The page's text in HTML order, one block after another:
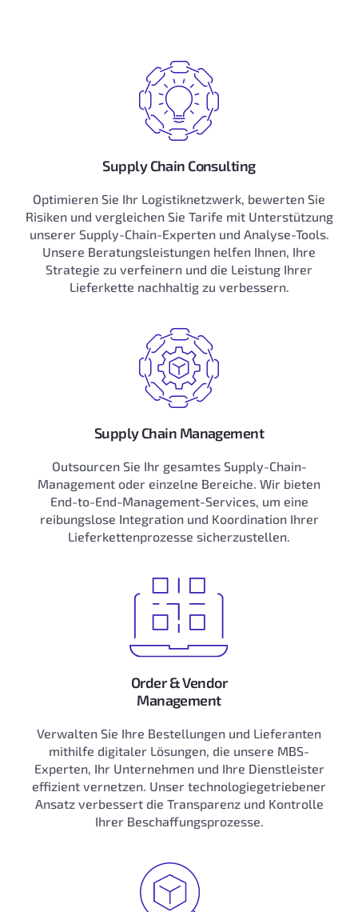
Supply Chain Consulting
Optimieren Sie Ihr Logistiknetzwerk, bewerten Sie
Risiken und vergleichen Sie Tarife mit Unterstützung
unserer Supply-Chain-Experten und Analyse-Tools.
Unsere Beratungsleistungen helfen Ihnen, Ihre
Strategie zu verfeinern und die Leistung Ihrer
Lieferkette nachhaltig zu verbessern.
Supply Chain Management
Outsourcen Sie Ihr gesamtes Supply-Chain-
Management oder einzelne Bereiche. Wir bieten
End-to-End-Management-Services, um eine
reibungslose Integration und Koordination Ihrer
Lieferkettenprozesse sicherzustellen.
Order & Vendor
Management
Verwalten Sie Ihre Bestellungen und Lieferanten
mithilfe digitaler Lösungen, die unsere MBS-
Experten, Ihr Unternehmen und Ihre Dienstleister
effizient vernetzen. Unser technologiegetriebener
Ansatz verbessert die Transparenz und Kontrolle
Ihrer Beschaffungsprozesse.